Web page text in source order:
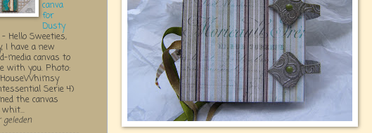
canva
for
Dusty
- Hello Sweeties,
I have a new
media canvas to
with you. Photo:
Serie 4)
the canvas
geleden